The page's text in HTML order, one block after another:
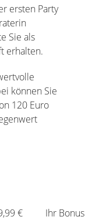
ersten Party
Sie als
erhalten.
können Sie
120 Euro
€ Ihr Bonus